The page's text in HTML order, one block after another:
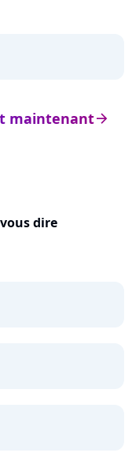
arrow_right
maintenant
dire